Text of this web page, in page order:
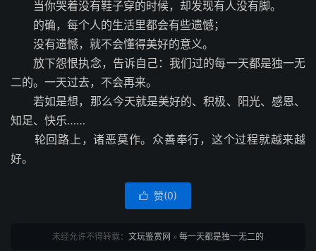
当你哭着没有鞋子穿的时候，却发现有人没有脚。
的确，每个人的生活里都会有些遗憾；
没有遗憾，就不会懂得美好的意义。
放下怨恨执念，告诉自己：我们过的每一天都是独一无
二的。一天过去，不会再来。
若如是想，那么今天就是美好的、积极、阳光、感恩、
知足、快乐……
轮回路上，诸恶莫作。众善奉行，这个过程就越来越
好。
 赞(0)
未经允许不得转载： 文玩鉴赏网 » 每一天都是独一无二的